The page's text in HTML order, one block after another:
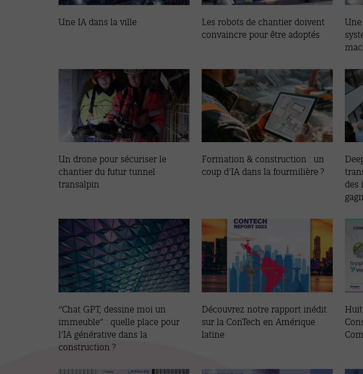
Une IA dans la ville
Les robots de chantier doivent
convaincre pour être adoptés
Un drone pour sécuriser le
chantier du futur tunnel
transalpin
Formation & construction : un
coup d’IA dans la fourmilière ?
des
“Chat GPT, dessine moi un
immeuble” : quelle place pour
l’IA générative dans la
construction ?
Découvrez notre rapport inédit
sur la ConTech en Amérique
latine